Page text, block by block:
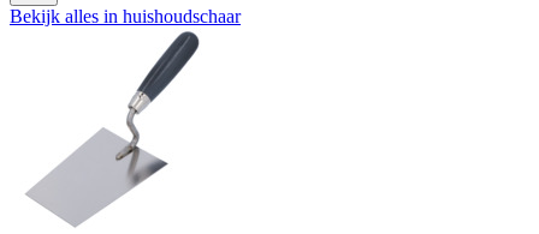
Bekijk alles in huishoudschaar